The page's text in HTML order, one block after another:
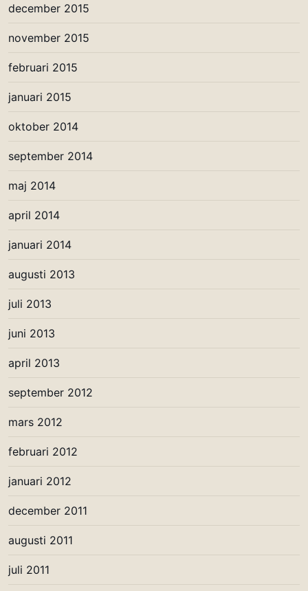
december 2015
november 2015
februari 2015
januari 2015
oktober 2014
september 2014
maj 2014
april 2014
januari 2014
augusti 2013
juli 2013
juni 2013
april 2013
september 2012
mars 2012
februari 2012
januari 2012
december 2011
augusti 2011
juli 2011